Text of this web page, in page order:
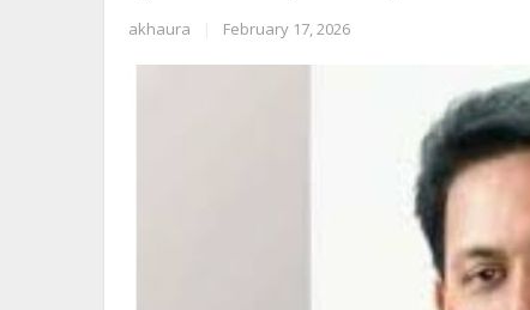
akhaura February 17, 2026